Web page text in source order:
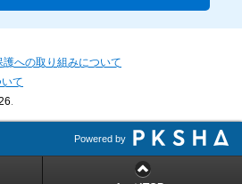
護への取り組みについて
て
Powered by